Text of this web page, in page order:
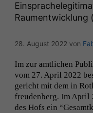
Raumentwicklung
28. August 2022 von
Im zur amtlichen
vom 27. April 2022
gericht mit dem in
freuden­berg. Im April
des Hofs ein